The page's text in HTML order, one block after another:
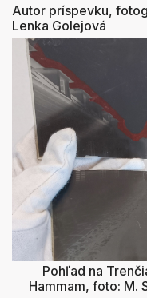
Autor príspevku,
Lenka Golejová
Pohľad na
Hammam, foto: M.